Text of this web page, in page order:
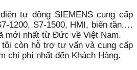
tự động SIEMENS cung cấp
1200, S7-1500, HMI, biến tần,…
mới nhất từ Đức về Việt Nam.
tôi còn hỗ trợ tư vấn và cung cấp
chi phí nhất đến Khách Hàng.